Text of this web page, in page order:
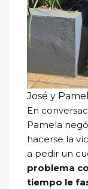
José y
En
Pamela
hacerse la
a pedir un
problema
tiempo le